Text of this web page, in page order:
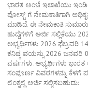
ಭಾರತ ಅಂಚೆ ಇಲಾಖೆಯು
ಪೋಸ್ಟ್ ಗೆ ನೇಮಕಾತಿಗಾಗಿ
ಮಾಡಿದೆ. ಈ ನೇಮಕಾತಿ ಸುಮಾರು
ಹುದ್ದೆಗಳಿಗೆ ಅರ್ಜಿ ಸಲ್ಲಿಕೆಯು
ಅಭ್ಯರ್ಥಿಗಳು 2026 ಫೆಬ್ರವರಿ
ಕನಿಷ್ಠ ವಯಸ್ಸು 2026 ಜನವರಿ
ವರ್ಷಗಳು. ಅಭ್ಯರ್ಥಿಗಳು
ಸಂಪೂರ್ಣ ವಿವರಗಳನ್ನು ಕೆಳಗೆ
ಲಿಂಕ್ನಲ್ಲಿ ಅರ್ಜಿ ಸಲ್ಲಿಸಬಹುದು: